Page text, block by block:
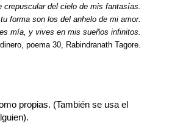
crepuscular del cielo de mis fantasías.
forma son los del anhelo de mi amor.
mía, y vives en mis sueños infinitos.
poema 30, Rabindranath Tagore.
propias. (También se usa el